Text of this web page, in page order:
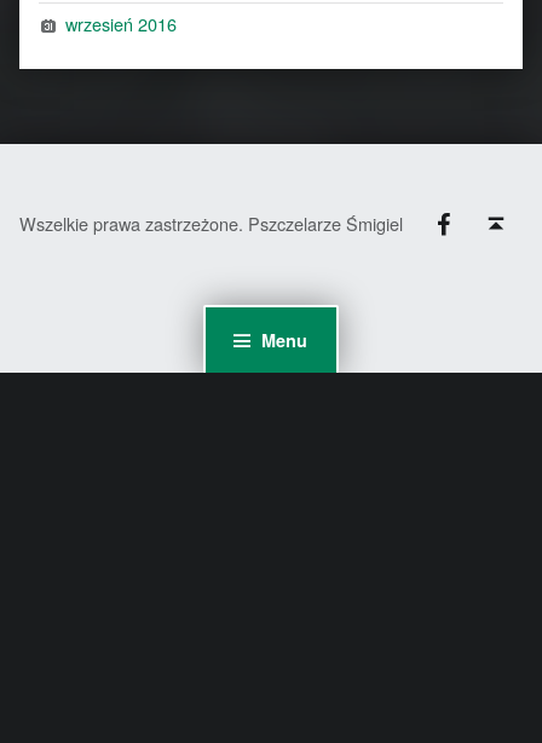
Menu
wrzesień 2016
Wszelkie prawa zastrzeżone. Pszczelarze Śmigiel